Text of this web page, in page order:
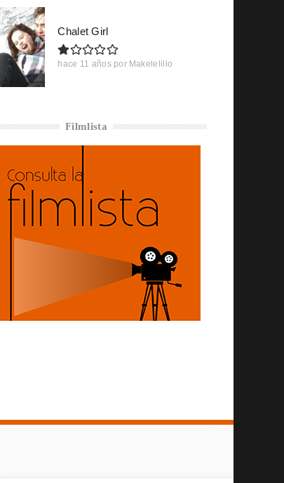
Chalet Girl
hace 11 años por Makelelillo
Filmlista